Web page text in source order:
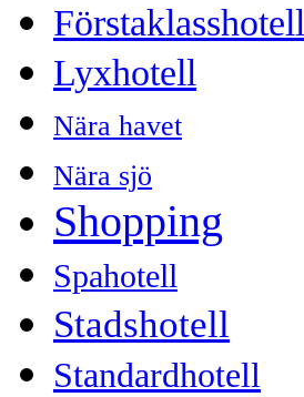
Förstaklasshotell
Lyxhotell
Nära havet
Nära sjö
Shopping
Spahotell
Stadshotell
Standardhotell